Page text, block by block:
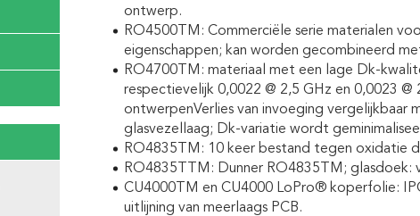
ontwerp.
RO4500TM: Commerciële serie materialen
eigenschappen; kan worden gecombineerd
RO4700TM: materiaal met een lage Dk-
respectievelijk 0,0022 @ 2,5 GHz en 0,0023
ontwerpenVerlies van invoeging
glasvezellaag; Dk-variatie wordt
RO4835TM: 10 keer bestand tegen oxidatie
RO4835TTM: Dunner RO4835TM; glasdoek:
CU4000TM en CU4000 LoPro® koperfolie:
uitlijning van meerlaags PCB.